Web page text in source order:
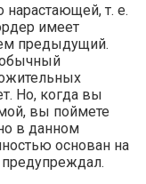
нарастающей, т. е.
имеет
предыдущий.
обычный
Но, когда вы
вы поймете
в данном
основан на
предупреждал.